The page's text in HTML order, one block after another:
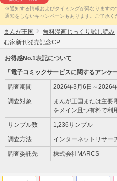
※通知する情報およびタイミングが異なります
通知をしないキャンペーンもあります。ご了承く
まんが王国 無料漫画じっくり試し読み
む家新刊発売記念CP
お得感No.1表記について
「電子コミックサービスに関するアンケ
調査期間 2026年3月6日～2026
調査対象
まんが王国または主要
をメイン且つ有料で利
サンプル数 1,236サンプル
調査方法 インターネットリサー
調査委託先 株式会社MARCS